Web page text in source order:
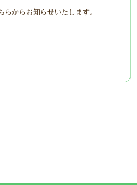
からお知らせいたします。